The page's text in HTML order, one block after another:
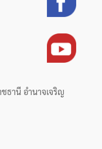
ธานี อำนาจเจริญ